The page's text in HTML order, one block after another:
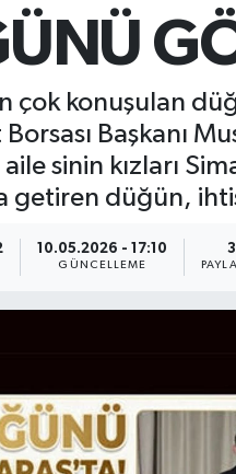
çok konuşulan
Başkanı
sinin kızları
düğün,
10.05.2026 - 17:10
GÜNCELLEME
3